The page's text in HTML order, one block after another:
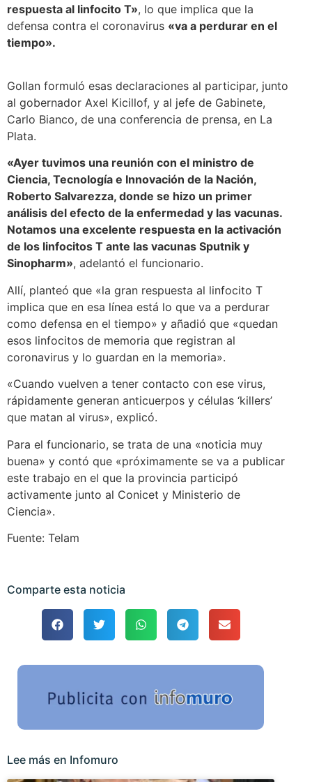
respuesta al linfocito T», lo que implica que la
defensa contra el coronavirus «va a perdurar en el
tiempo».
Gollan formuló esas declaraciones al participar, junto
al gobernador Axel Kicillof, y al jefe de Gabinete,
Carlo Bianco, de una conferencia de prensa, en La
Plata.
«Ayer tuvimos una reunión con el ministro de
Ciencia, Tecnología e Innovación de la Nación,
Roberto Salvarezza, donde se hizo un primer
análisis del efecto de la enfermedad y las vacunas.
Notamos una excelente respuesta en la activación
de los linfocitos T ante las vacunas Sputnik y
Sinopharm», adelantó el funcionario.
Allí, planteó que «la gran respuesta al linfocito T
implica que en esa línea está lo que va a perdurar
como defensa en el tiempo» y añadió que «quedan
esos linfocitos de memoria que registran al
coronavirus y lo guardan en la memoria».
«Cuando vuelven a tener contacto con ese virus,
rápidamente generan anticuerpos y células ‘killers’
que matan al virus», explicó.
Para el funcionario, se trata de una «noticia muy
buena» y contó que «próximamente se va a publicar
este trabajo en el que la provincia participó
activamente junto al Conicet y Ministerio de
Ciencia».
Fuente: Telam
Comparte esta noticia
Lee más en Infomuro